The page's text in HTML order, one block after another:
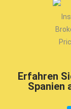
Erfahren
Spanien